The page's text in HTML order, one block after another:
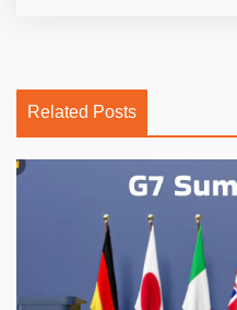
Related Posts